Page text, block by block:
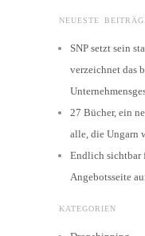
NEUESTE
SNP setzt sein
verzeichnet das
27 Bücher, ein
alle, die Ungarn
Endlich sichtbar
Angebotsseite
KATEGORIEN